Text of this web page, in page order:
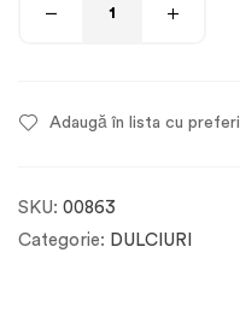
Adaugă în lista cu
SKU: 00863
Categorie: DULCIURI